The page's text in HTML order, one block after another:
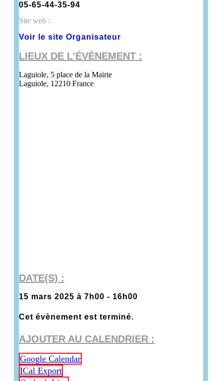
05-65-44-35-94
Site web :
Voir le site Organisateur
LIEUX DE L'ÉVÈNEMENT :
Laguiole, 5 place de la Mairie
Laguiole, 12210 France
DATE(S) :
15 mars 2025 à 7h00 - 16h00
Cet évènement est terminé.
AJOUTER AU CALENDRIER :
Google Calendar
ICal Export